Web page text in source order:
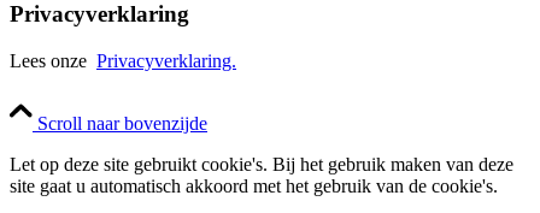
Privacyverklaring
Lees onze Privacyverklaring.
Scroll naar bovenzijde
Let op deze site gebruikt cookie's. Bij het gebruik maken van deze
site gaat u automatisch akkoord met het gebruik van de cookie's.